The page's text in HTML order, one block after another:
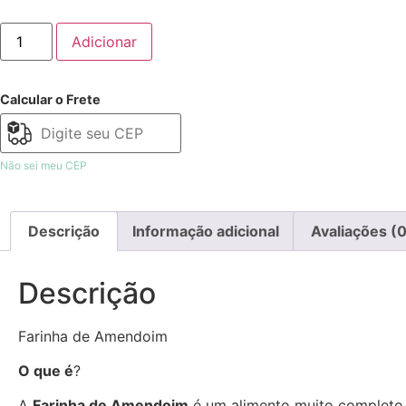
Adicionar
Calcular o Frete
Não sei meu CEP
Descrição Informação adicional Avaliações
Descrição
Farinha de Amendoim
O que é?